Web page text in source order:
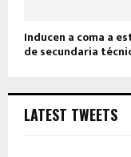
Inducen a coma a
de secundaria
LATEST TWEETS